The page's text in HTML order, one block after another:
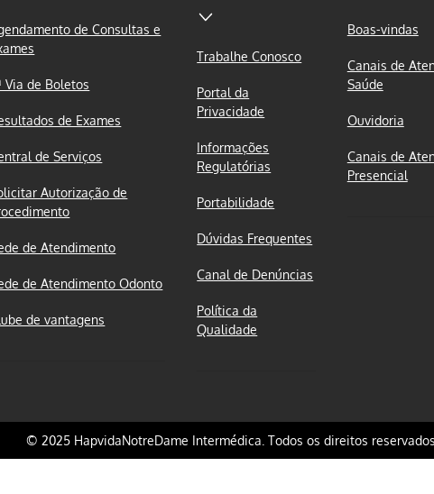
de Consultas e
Via de Boletos
de Exames
de Serviços
Autorização de
de Atendimento
de Atendimento Odonto
de vantagens
Trabalhe Conosco
Portal da
Privacidade
Informações
Regulatórias
Portabilidade
Dúvidas Frequentes
Canal de Denúncias
Política da
Qualidade
Boas-vindas
Canais de
Saúde
Ouvidoria
Canais de
Presencial
© 2025 HapvidaNotreDame Intermédica. Todos os direitos reservados.